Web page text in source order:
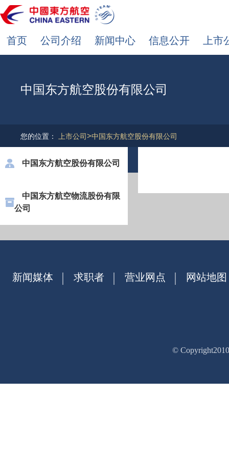
首页 公司介绍 新闻中心 信息公开 上市
中国东方航空股份有限公司
您的位置： 上市公司 >中国东方航空股份有限公司
中国东方航空股份有限公司
中国东方航空物流股份有限
公司
新闻媒体 求职者 营业网点 网站地图
©